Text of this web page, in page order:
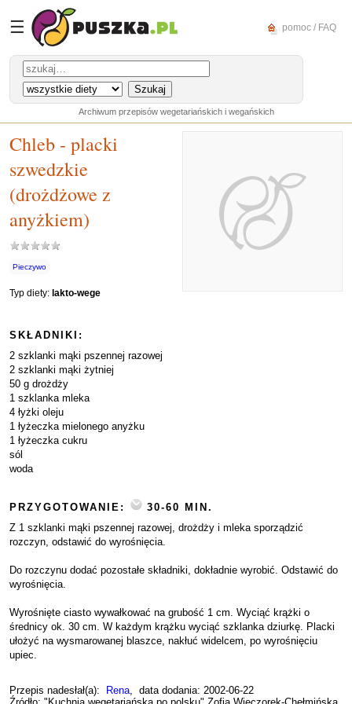
☰ pomoc / FAQ
Archiwum przepisów wegetariańskich i wegańskich
Chleb - placki
szwedzkie
(drożdżowe z
anyżkiem)
Pieczywo
Typ diety: lakto-wege
SKŁADNIKI:
2 szklanki mąki pszennej razowej
2 szklanki mąki żytniej
50 g drożdży
1 szklanka mleka
4 łyżki oleju
1 łyżeczka mielonego anyżku
1 łyżeczka cukru
sól
woda
PRZYGOTOWANIE:
30-60 MIN.
Z 1 szklanki mąki pszennej razowej, drożdży i mleka sporządzić
rozczyn, odstawić do wyrośnięcia.
Do rozczynu dodać pozostałe składniki, dokładnie wyrobić. Odstawić do
wyrośnięcia.
Wyrośnięte ciasto wywałkować na grubość 1 cm. Wyciąć krążki o
średnicy ok. 30 cm. W każdym krążku wyciąć szklanka dziurkę. Placki
ułożyć na wysmarowanej blaszce, nakłuć widelcem, po wyrośnięciu
upiec.
Przepis nadesłał(a): Rena, data dodania: 2002-06-22